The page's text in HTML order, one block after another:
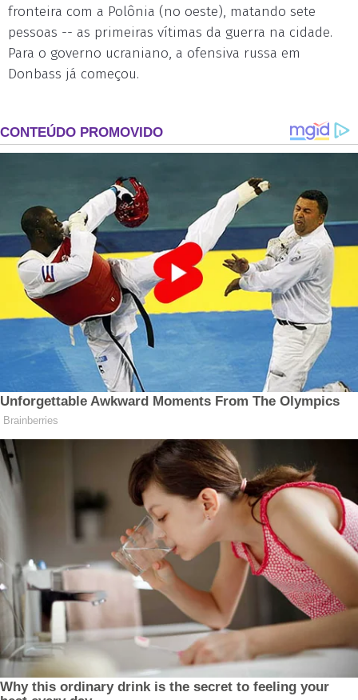
fronteira com a Polônia (no oeste), matando sete
pessoas -- as primeiras vítimas da guerra na cidade.
Para o governo ucraniano, a ofensiva russa em
Donbass já começou.